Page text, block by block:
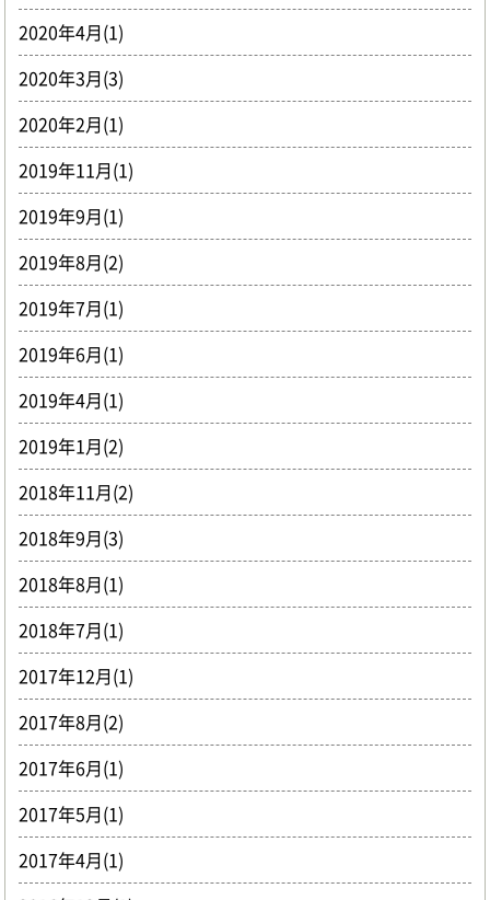
2020年4月(1)
2020年3月(3)
2020年2月(1)
2019年11月(1)
2019年9月(1)
2019年8月(2)
2019年7月(1)
2019年6月(1)
2019年4月(1)
2019年1月(2)
2018年11月(2)
2018年9月(3)
2018年8月(1)
2018年7月(1)
2017年12月(1)
2017年8月(2)
2017年6月(1)
2017年5月(1)
2017年4月(1)